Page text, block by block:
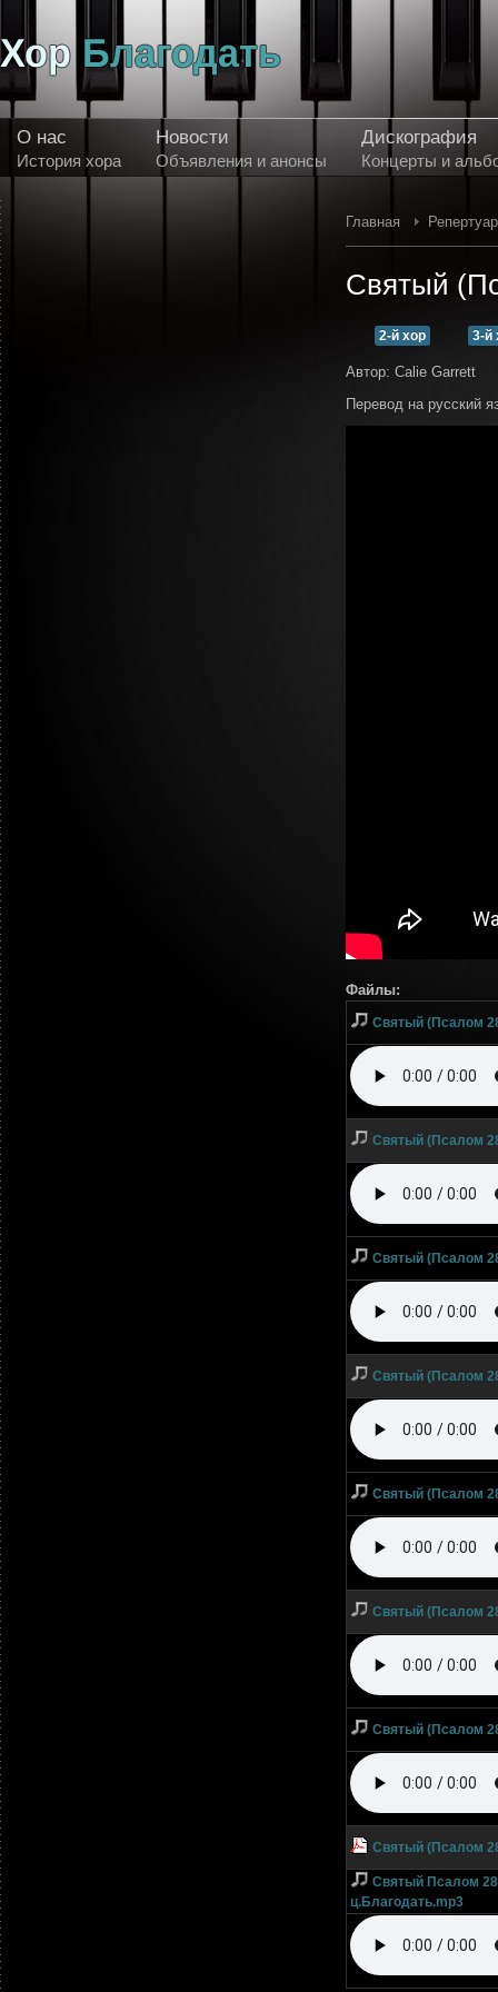
О нас
История хора
Новости
Объявления и анонсы
Дискография
Концерты и
Главная Репертуар
Святый
2-й хор 3-й
Автор: Calie Garrett
Перевод на русский
Файлы:
Святый (Псалом
Святый (Псалом
Святый (Псалом
Святый (Псалом
Святый (Псалом
Святый (Псалом
Святый (Псалом
Святый (Псалом
Святый Псалом
ц.Благодать.mp3